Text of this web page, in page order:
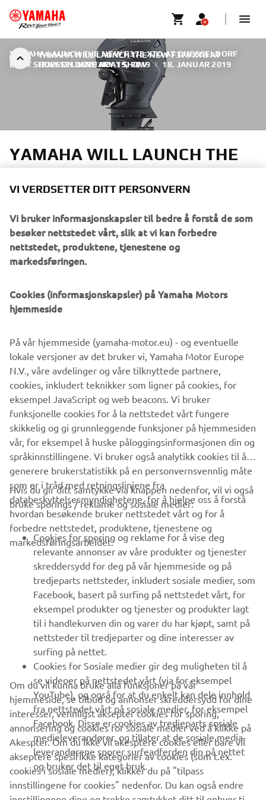
YAMAHA WILL LAUNCH THE NEW F375 XTO AT
DUESSELDORF BOAT SHOW
YAMAHA LAUNCH THE NEW F375 XTO AT DUESSELDORF
BOAT SHOW ON JANUARY 19, 2019 | 18. JANUAR 2019
YAMAHA WILL LAUNCH THE
NEW F375 XTO AT
DUESSELDORF BOAT SHOW
The new 375 hp model joins the Yamaha V8 family to
bring these new advances in outboard performance and
control within reach of an even wider range of boat sizes.
It shares the outstanding technology with the awesome
“industry Firsts” such as its Direct Injection fuel delivery
system and fully integrated Electric Steering. It’s more
own place in the market, being fully integrated power
systems that create an entirely new class of extreme
offshore performance and control, particularly when
teamed with Yamaha’s latest generation Helm Master ®
integrated boat control system with its CL7™ display.
VIRKSOMHET
B2B
UTFORSK YAMAHA
FAQ & SUPPORT
NYHETSBREV
Vær den første til å lære om de siste tilbudene, spesielle
arrangementer, nye utgivelser og mye mer
ABONNER
Les vår personvernerklæring for å lære hvordan vi behandler dine
personopplysninger:
Retningslinjer for Personvern
VI VERDSETTER DITT PERSONVERN
Vi bruker informasjonskapsler til bedre å forstå de som
besøker nettstedet vårt, slik at vi kan forbedre
nettstedet, produktene, tjenestene og
markedsføringen.
Cookies (informasjonskapsler) på Yamaha Motors
hjemmeside
På vår hjemmeside (yamaha-motor.eu) - og eventuelle
lokale versjoner av det bruker vi, Yamaha Motor Europe
N.V., våre avdelinger og våre tilknyttede partnere,
cookies, inkludert teknikker som ligner på cookies, for
eksempel JavaScript og web beacons. Vi bruker
funksjonelle cookies for å la nettstedet vårt fungere
skikkelig og gi grunnleggende funksjoner på hjemmesiden
vår, for eksempel å huske påloggingsinformasjonen din og
språkinnstillingene. Vi bruker også analytikk cookies til å
generere brukerstatistikk på en personvernsvennlig måte
som er i tråd med retningslinjene fra
databeskyttelsesmyndighetene, for å hjelpe oss å forstå
hvordan besøkende bruker nettstedet vårt og for å
forbedre nettstedet, produktene, tjenestene og
markedsføringsarbeidet.
Hvis du gir ditt samtykke via knappen nedenfor, vil vi også
bruke sporings / reklame og sosiale medier:
Cookies for sporing og reklame for å vise deg
relevante annonser av våre produkter og tjenester
skreddersydd for deg på vår hjemmeside og på
tredjeparts nettsteder, inkludert sosiale medier, som
Facebook, basert på surfing på nettstedet vårt, for
eksempel produkter og tjenester og produkter lagt
til i handlekurven din og varer du har kjøpt, samt på
nettsteder til tredjeparter og dine interesser av
surfing på nettet.
Cookies for Sosiale medier gir deg muligheten til å
se videoer på nettstedet vårt (via for eksempel
YouTube), og også for at du enkelt kan dele innhold
fra nettstedet vårt på sosiale medier, for eksempel
Facebook. Disse er cookies av tredjeparts sosiale
medieleverandører, og tillater at de sosiale media-
leverandørene sporer surfeadferden din på nettet
og bruker det til eget bruk.
Om du vil kunna bruke alla funksjoner på vår
hjemmeside, se tilbud og annonser skreddersydd for dine
interesser, vennligst aksepter cookies for sporing,
annonsering og cookies for sosiale medier ved å klikke på
Akespter. Om du ikke vil akesptere cookies eller bare vil
akseptere spesifikke kategorier av cookies (som t.ex.
cookies i sosiale medier), klikker du på "tilpass
innstillingene for cookies" nedenfor. Du kan også endre